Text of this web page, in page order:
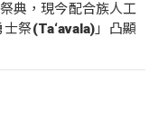
典，現今配合族人工
祭(Ta‘avala)」凸顯